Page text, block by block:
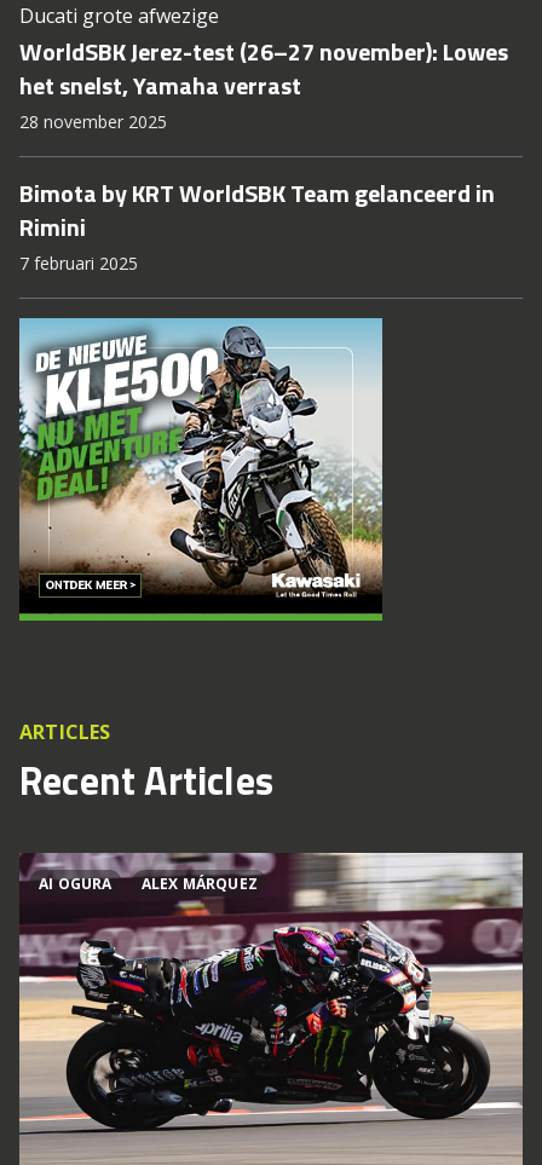
Ducati grote afwezige
WorldSBK Jerez-test (26–27 november): Lowes
het snelst, Yamaha verrast
28 november 2025
Bimota by KRT WorldSBK Team gelanceerd in
Rimini
7 februari 2025
ARTICLES
Recent Articles
AI OGURA ALEX MÁRQUEZ